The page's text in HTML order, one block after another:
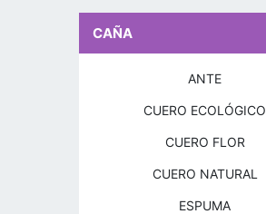
CAÑA
ANTE
CUERO ECOLÓGICO
CUERO FLOR
CUERO NATURAL
ESPUMA